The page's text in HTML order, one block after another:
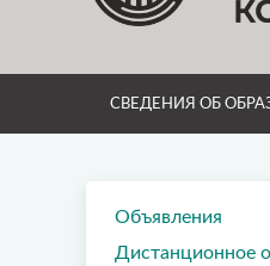
СВЕДЕНИЯ ОБ
Объявления
Дистанционное